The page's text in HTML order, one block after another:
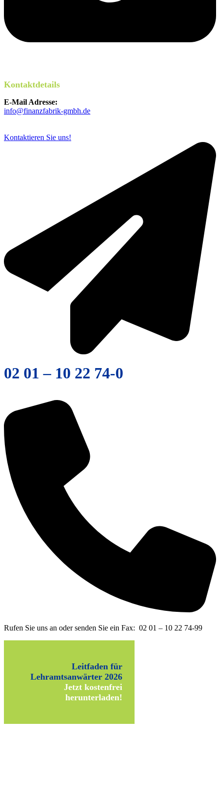
Kontaktdetails
E-Mail Adresse:
info@finanzfabrik-gmbh.de
Kontaktieren Sie uns!
02 01 – 10 22 74-0
Rufen Sie uns an oder senden Sie ein Fax: 02 01 – 10 22 74-99
Leitfaden für
Lehramtsanwärter 2026
Jetzt kostenfrei
herunterladen!